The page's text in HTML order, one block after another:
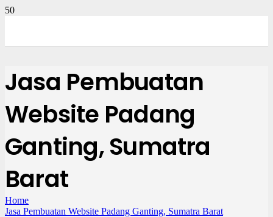
Jasa Pembuatan
Website Padang
Ganting, Sumatra
Barat
Home
Jasa Pembuatan Website Padang Ganting, Sumatra Barat